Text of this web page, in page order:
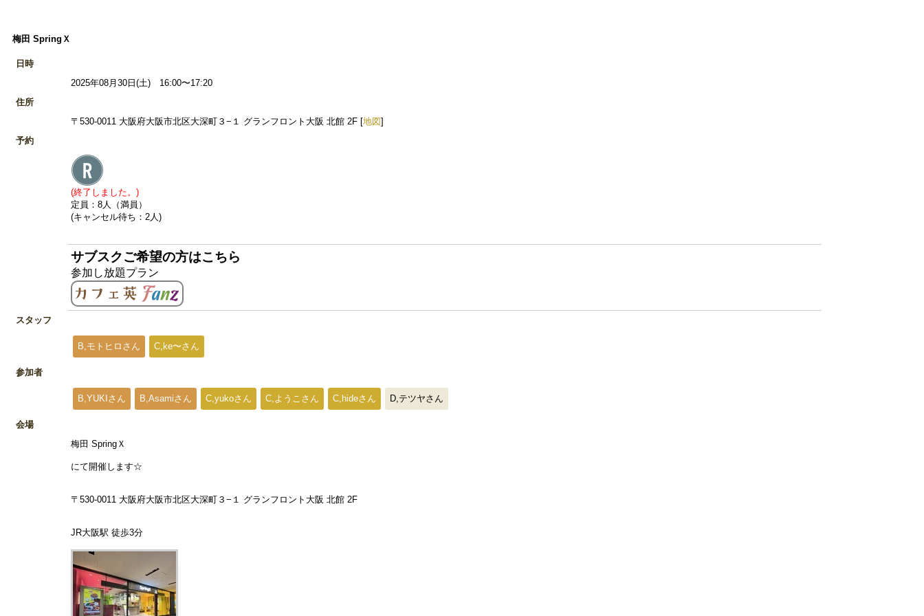
梅田 SpringＸ
日時
2025年08月30日(土) 16:00〜17:20
住所
〒530-0011 大阪府大阪市北区大深町３−１ グランフロント大阪 北館 2F [地図]
予約
(終了しました。)
定員：8人（満員）
(キャンセル待ち：2人)
サブスクご希望の方はこちら
参加し放題プラン
スタッフ
B,モトヒロさん C,ke〜さん
参加者
B,YUKIさん B,Asamiさん C,yukoさん C,ようこさん C,hideさん D,テツヤさん
会場
梅田 SpringＸ
にて開催します☆
〒530-0011 大阪府大阪市北区大深町３−１ グランフロント大阪 北館 2F
JR大阪駅 徒歩3分